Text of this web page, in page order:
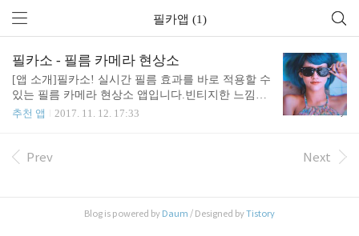
필카앱 (1)
필카소 - 필름 카메라 현상소
[앱 소개]필카소! 실시간 필름 효과를 바로 적용할 수
있는 필름 카메라 현상소 앱입니다.빈티지한 느낌의
필터를 실시간 적용하여 어떤 느낌으로 현상될지 알
용률을 자랑하는 만족도를 확인하였습니다. [중요 특
스타그램- 페이스북- 트위터- 카카오톡- 메일 #필카
추천 앱 2017. 11. 12. 17:33
Prev Next
Blog is powered by Daum / Designed byTistory